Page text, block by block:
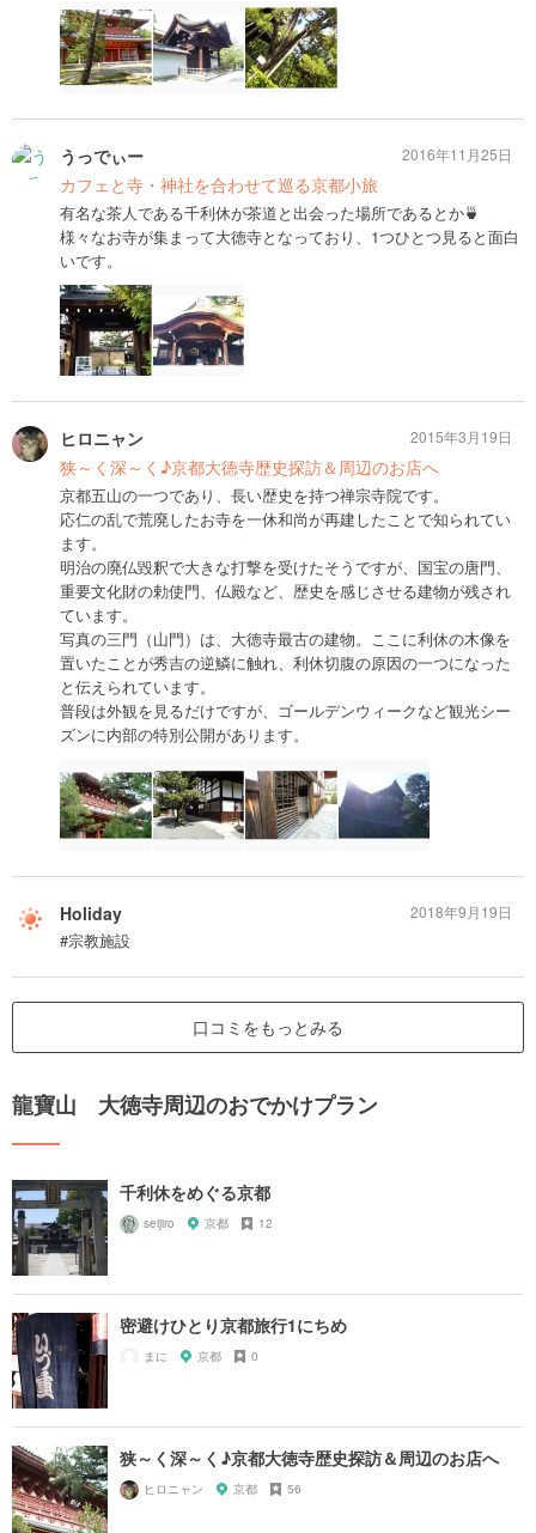
うっでぃー
カフェと寺・神社を合わせて巡る京都小旅
有名な茶人である千利休が茶道と出会った場所であるとか🍵
様々なお寺が集まって大徳寺となっており、1つひとつ見ると面白
いです。
2016年11月25日
ヒロニャン
狭～く深～く♪京都大徳寺歴史探訪＆周辺のお店へ
京都五山の一つであり、長い歴史を持つ禅宗寺院です。
応仁の乱で荒廃したお寺を一休和尚が再建したことで知られてい
ます。
明治の廃仏毀釈で大きな打撃を受けたそうですが、国宝の唐門、
重要文化財の勅使門、仏殿など、歴史を感じさせる建物が残され
ています。
写真の三門（山門）は、大徳寺最古の建物。ここに利休の木像を
置いたことが秀吉の逆鱗に触れ、利休切腹の原因の一つになった
と伝えられています。
普段は外観を見るだけですが、ゴールデンウィークなど観光シー
ズンに内部の特別公開があります。
2015年3月19日
Holiday
#宗教施設
2018年9月19日
口コミをもっとみる
龍寶山 大徳寺周辺のおでかけプラン
千利休をめぐる京都
seijiro 京都 12
密避けひとり京都旅行1にちめ
まに 京都 0
狭～く深～く♪京都大徳寺歴史探訪＆周辺のお店へ
ヒロニャン 京都 56